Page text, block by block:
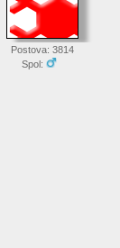
Postova: 3814
Spol: